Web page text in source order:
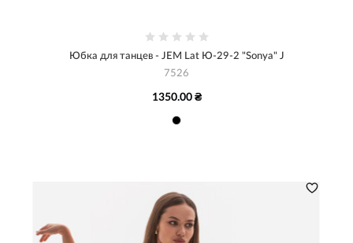
Юбка для танцев - JEM Lat Ю-29-2 "Sonya" J
7526
1350.00 ₴